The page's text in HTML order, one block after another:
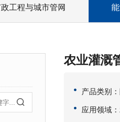
工程与城市管网
农业灌溉
产品类别
应用领域